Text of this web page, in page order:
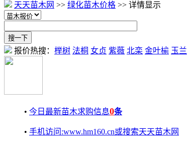
天天苗木网 >> 绿化苗木价格 >> 详情显示
报价热搜： 榉树 法桐 女贞 紫薇 北栾 金叶榆 玉兰
• 今日最新苗木求购信息0条
• 手机访问:www.hm160.cn或搜索天天苗木网